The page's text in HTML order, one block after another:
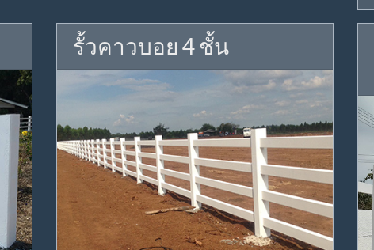
รั้วคาวบอย 4 ชั้น